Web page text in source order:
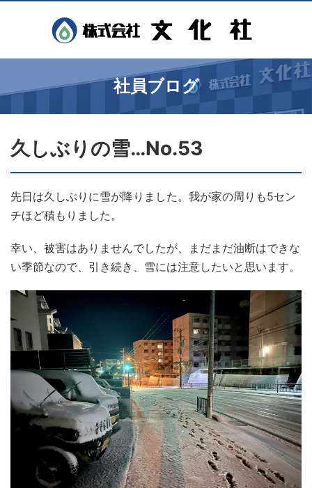
社員ブログ
久しぶりの雪…No.53
先日は久しぶりに雪が降りました。我が家の周りも5セン
チほど積もりました。
幸い、被害はありませんでしたが、まだまだ油断はできな
い季節なので、引き続き、雪には注意したいと思います。